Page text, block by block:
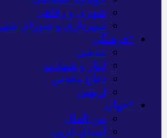
شهری و رفاهی
شهرداری و شورای شهر
*فرهنگی
مذهبی
ایثار و شهادت
دفاع مقدس
اربعین
*جهان
بین الملل
آسیای غربی